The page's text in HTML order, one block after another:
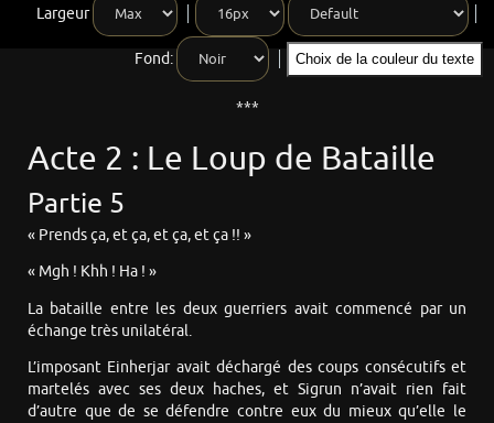
Largeur
Fond: Choix de la couleur du texte
***
Acte 2 : Le Loup de Bataille
Partie 5
« Prends ça, et ça, et ça, et ça !! »
« Mgh ! Khh ! Ha ! »
La bataille entre les deux guerriers avait commencé par un
échange très unilatéral.
L’imposant Einherjar avait déchargé des coups consécutifs et
martelés avec ses deux haches, et Sigrun n’avait rien fait
d’autre que de se défendre contre eux du mieux qu’elle le